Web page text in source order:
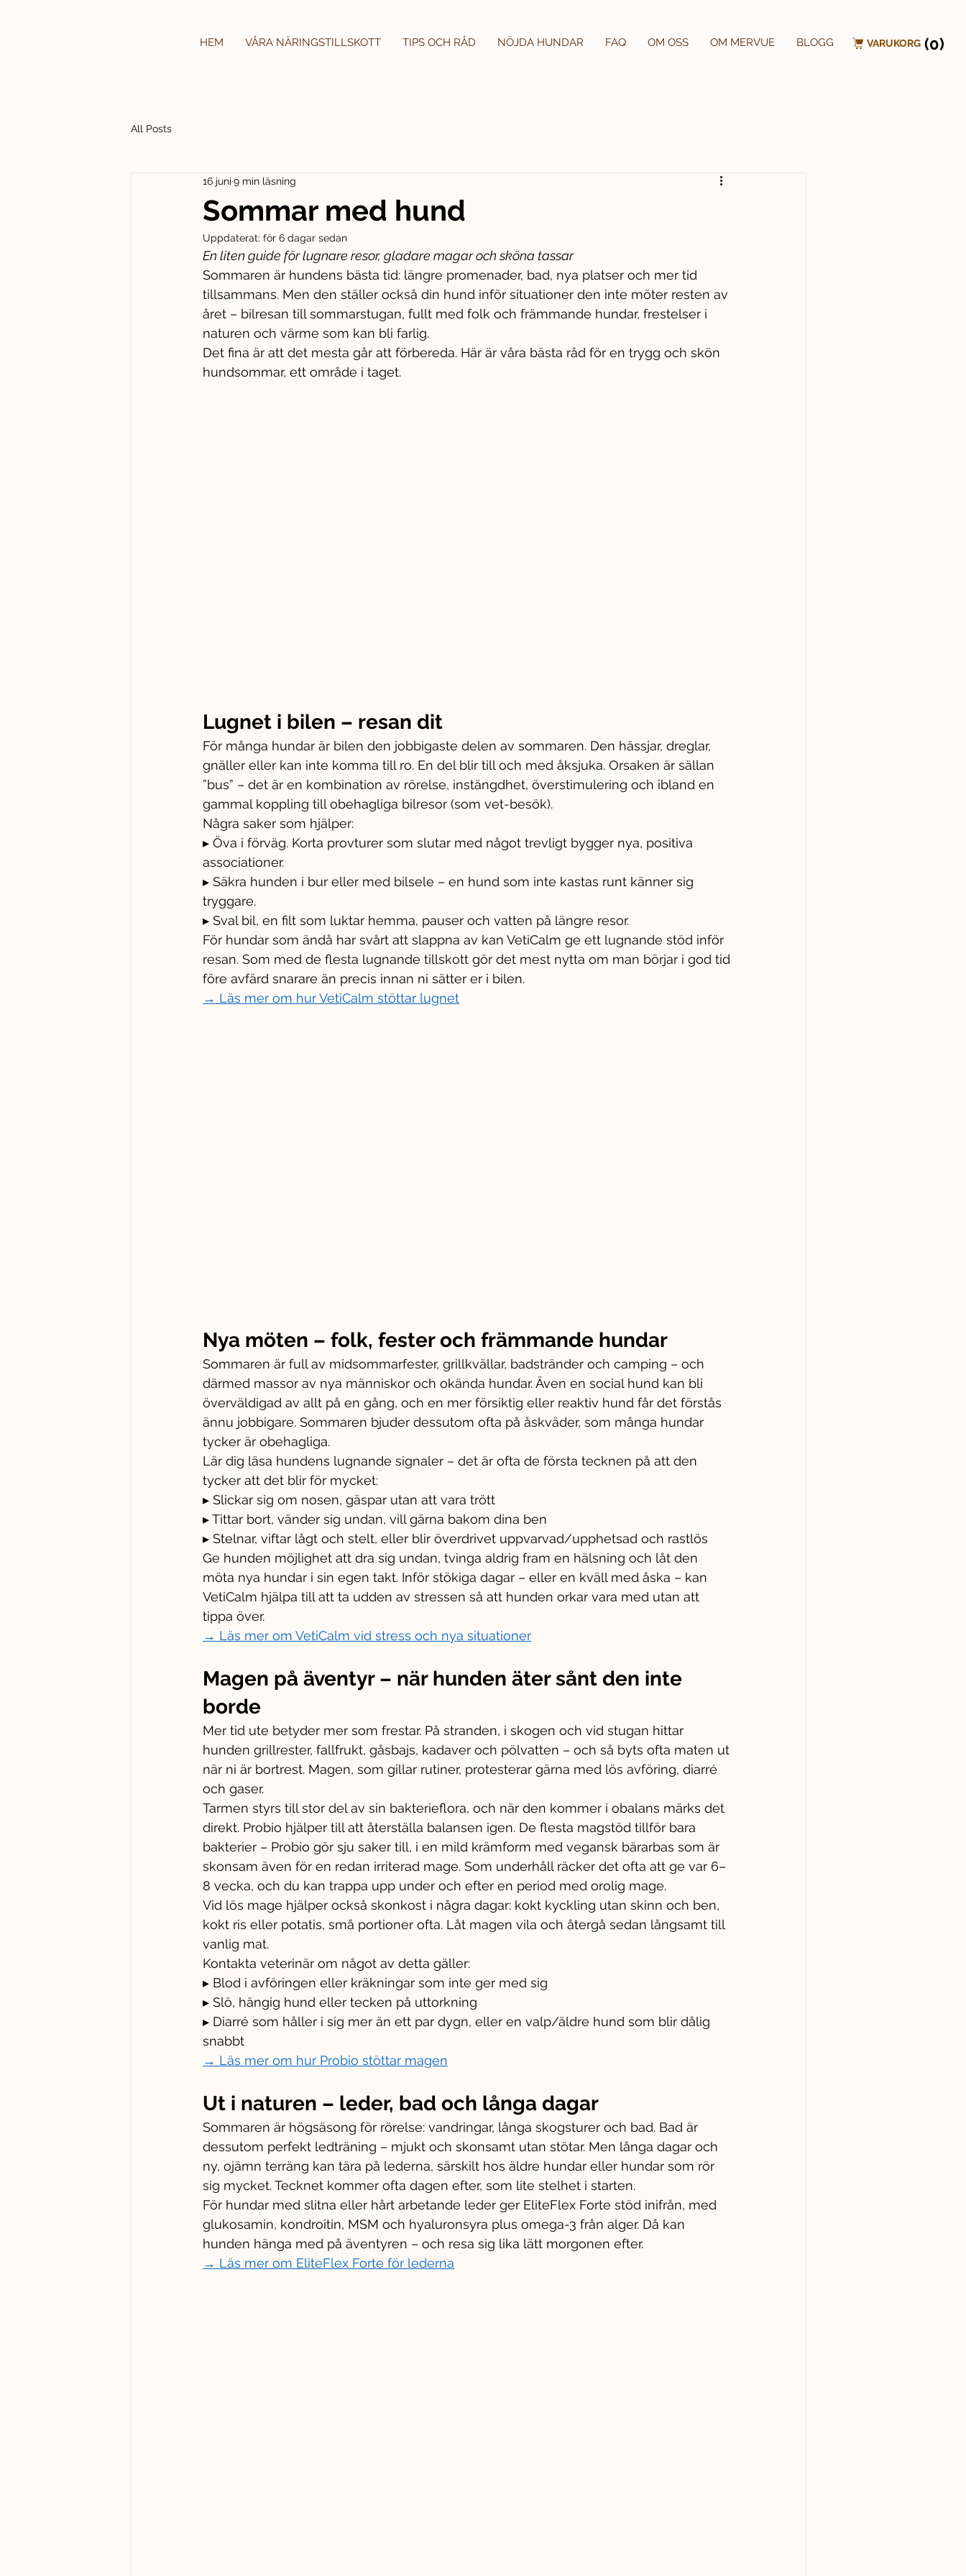
HEM VÅRA NÄRINGSTILLSKOTT TIPS OCH RÅD NÖJDA HUNDAR FAQ OM OSS OM MERVUE BLOGG VARUKORG (0)
All Posts
Sommar med hund
16 juni 9 min läsning
Uppdaterat: för 6 dagar sedan
En liten guide för lugnare resor, gladare magar och sköna tassar
Sommaren är hundens bästa tid: längre promenader, bad, nya platser och mer tid
tillsammans. Men den ställer också din hund inför situationer den inte möter resten av
året – bilresan till sommarstugan, fullt med folk och främmande hundar, frestelser i
naturen och värme som kan bli farlig.
Det fina är att det mesta går att förbereda. Här är våra bästa råd för en trygg och skön
hundsommar, ett område i taget.
Lugnet i bilen – resan dit
För många hundar är bilen den jobbigaste delen av sommaren. Den hässjar, dreglar,
gnäller eller kan inte komma till ro. En del blir till och med åksjuka. Orsaken är sällan
”bus” – det är en kombination av rörelse, instängdhet, överstimulering och ibland en
gammal koppling till obehagliga bilresor (som vet-besök).
Några saker som hjälper:
▸ Öva i förväg. Korta provturer som slutar med något trevligt bygger nya, positiva
associationer.
▸ Säkra hunden i bur eller med bilsele – en hund som inte kastas runt känner sig
tryggare.
▸ Sval bil, en filt som luktar hemma, pauser och vatten på längre resor.
För hundar som ändå har svårt att slappna av kan VetiCalm ge ett lugnande stöd inför
resan. Som med de flesta lugnande tillskott gör det mest nytta om man börjar i god tid
före avfärd snarare än precis innan ni sätter er i bilen.
→ Läs mer om hur VetiCalm stöttar lugnet
Nya möten – folk, fester och främmande hundar
Sommaren är full av midsommarfester, grillkvällar, badstränder och camping – och
därmed massor av nya människor och okända hundar. Även en social hund kan bli
överväldigad av allt på en gång, och en mer försiktig eller reaktiv hund får det förstås
ännu jobbigare. Sommaren bjuder dessutom ofta på åskväder, som många hundar
tycker är obehagliga.
Lär dig läsa hundens lugnande signaler – det är ofta de första tecknen på att den
tycker att det blir för mycket:
▸ Slickar sig om nosen, gäspar utan att vara trött
▸ Tittar bort, vänder sig undan, vill gärna bakom dina ben
▸ Stelnar, viftar lågt och stelt, eller blir överdrivet uppvarvad/upphetsad och rastlös
Ge hunden möjlighet att dra sig undan, tvinga aldrig fram en hälsning och låt den
möta nya hundar i sin egen takt. Inför stökiga dagar – eller en kväll med åska – kan
VetiCalm hjälpa till att ta udden av stressen så att hunden orkar vara med utan att
tippa över.
→ Läs mer om VetiCalm vid stress och nya situationer
Magen på äventyr – när hunden äter sånt den inte
borde
Mer tid ute betyder mer som frestar. På stranden, i skogen och vid stugan hittar
hunden grillrester, fallfrukt, gåsbajs, kadaver och pölvatten – och så byts ofta maten ut
när ni är bortrest. Magen, som gillar rutiner, protesterar gärna med lös avföring, diarré
och gaser.
Tarmen styrs till stor del av sin bakterieflora, och när den kommer i obalans märks det
direkt. Probio hjälper till att återställa balansen igen. De flesta magstöd tillför bara
bakterier – Probio gör sju saker till, i en mild krämform med vegansk bärarbas som är
skonsam även för en redan irriterad mage. Som underhåll räcker det ofta att ge var 6–
8 vecka, och du kan trappa upp under och efter en period med orolig mage.
Vid lös mage hjälper också skonkost i några dagar: kokt kyckling utan skinn och ben,
kokt ris eller potatis, små portioner ofta. Låt magen vila och återgå sedan långsamt till
vanlig mat.
Kontakta veterinär om något av detta gäller:
▸ Blod i avföringen eller kräkningar som inte ger med sig
▸ Slö, hängig hund eller tecken på uttorkning
▸ Diarré som håller i sig mer än ett par dygn, eller en valp/äldre hund som blir dålig
snabbt
→ Läs mer om hur Probio stöttar magen
Ut i naturen – leder, bad och långa dagar
Sommaren är högsäsong för rörelse: vandringar, långa skogsturer och bad. Bad är
dessutom perfekt ledträning – mjukt och skonsamt utan stötar. Men långa dagar och
ny, ojämn terräng kan tära på lederna, särskilt hos äldre hundar eller hundar som rör
sig mycket. Tecknet kommer ofta dagen efter, som lite stelhet i starten.
För hundar med slitna eller hårt arbetande leder ger EliteFlex Forte stöd inifrån, med
glukosamin, kondroitin, MSM och hyaluronsyra plus omega-3 från alger. Då kan
hunden hänga med på äventyren – och resa sig lika lätt morgonen efter.
→ Läs mer om EliteFlex Forte för lederna